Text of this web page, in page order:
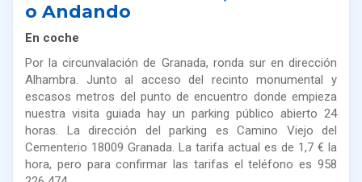
o Andando
En coche
Por la circunvalación de Granada, ronda sur en dirección
Alhambra. Junto al acceso del recinto monumental y
escasos metros del punto de encuentro donde empieza
nuestra visita guiada hay un parking público abierto 24
horas. La dirección del parking es Camino Viejo del
Cementerio 18009 Granada. La tarifa actual es de 1,7 € la
hora, pero para confirmar las tarifas el teléfono es 958